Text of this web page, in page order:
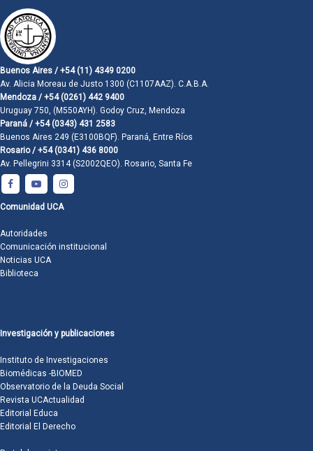
Buenos Aires / +54 (11) 4349 0200
Av. Alicia Moreau de Justo 1300 (C1107AAZ). C.A.B.A.
Mendoza / +54 (0261) 442 9400
Uruguay 750, (M550AYH). Godoy Cruz, Mendoza
Paraná / +54 (0343) 431 2583
Buenos Aires 249 (E3100BQF). Paraná, Entre Ríos
Rosario / +54 (0341) 436 8000
Av. Pellegrini 3314 (S2002QEO). Rosario, Santa Fe
Comunidad UCA
Autoridades
Comunicación institucional
Noticias UCA
Biblioteca
Investigación y publicaciones
Instituto de Investigaciones
Biomédicas -BIOMED
Observatorio de la Deuda Social
Revista UCActualidad
Editorial Educa
Editorial El Derecho